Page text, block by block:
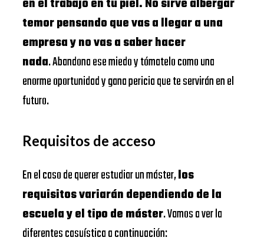
en el trabajo en tu piel. No sirve albergar
temor pensando que vas a llegar a una
empresa y no vas a saber hacer
nada. Abandona ese miedo y tómatelo como una
enorme oportunidad y gana pericia que te servirán en el
futuro.
Requisitos de acceso
En el caso de querer estudiar un máster,los
requisitos variarán dependiendo de la
escuela y el tipo de máster. Vamos a ver la
diferentes casuística a continuación: